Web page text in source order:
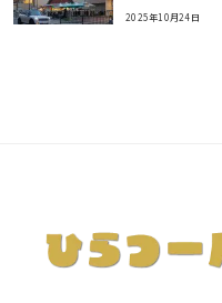
2025年10月24日